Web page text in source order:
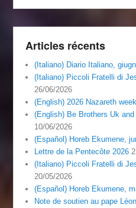
Articles récents
(Italiano) Diario Italiano,
(Italiano) Piccoli Fratelli di
26/06/2026
(English) 2026 Nazareth
(English) Be Brothers Uk
10/06/2026
(Español) Horeb Ekumene,
Lettre de la Pentecôte 2026
(Italiano) Piccoli Fratelli di
20/05/2026
(Español) Horeb Ekumene,
Note de soutien au pape Léon